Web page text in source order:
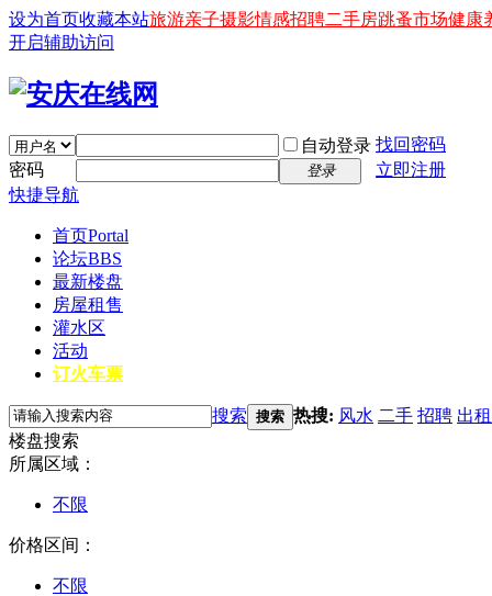
设为首页收藏本站旅游亲子摄影情感招聘二手房跳蚤市场健康
开启辅助访问
自动登录 找回密码
密码
登录
立即注册
快捷导航
首页Portal
论坛BBS
最新楼盘
房屋租售
灌水区
活动
订火车票
搜索 搜索 热搜: 风水 二手 招聘 出租
楼盘搜索
所属区域：
不限
价格区间：
不限